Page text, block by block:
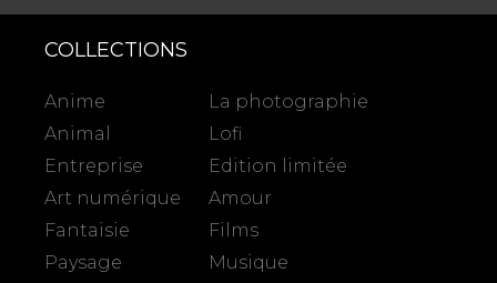
COLLECTIONS
Anime
Animal
Entreprise
Art numérique
Fantaisie
Paysage
La photographie
Lofi
Edition limitée
Amour
Films
Musique